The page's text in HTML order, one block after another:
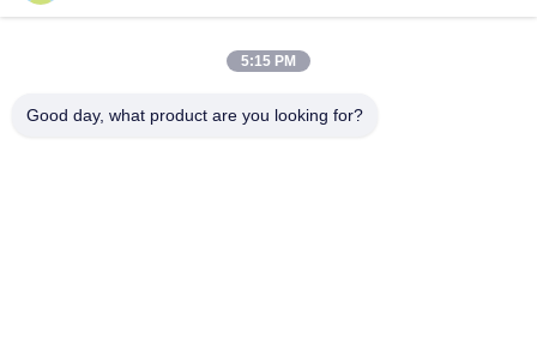
Over Ons
Fabriekstour
Kwaliteitscontrole
5:15 PM
Good day, what product are you looking for?